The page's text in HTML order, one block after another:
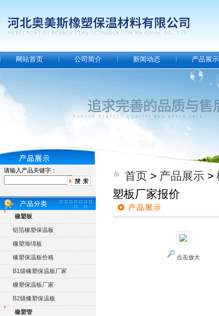
网站首页 公司简介 新闻动态 产品展示
请输入产品关键字：
橡塑板
铝箔橡塑保温板
橡塑海绵板
橡塑保温板价格
B1级橡塑保温板厂家
橡塑保温板厂家
B2级橡塑保温板
橡塑管
首页 > 产品展示 >
塑板厂家报价
点击放大